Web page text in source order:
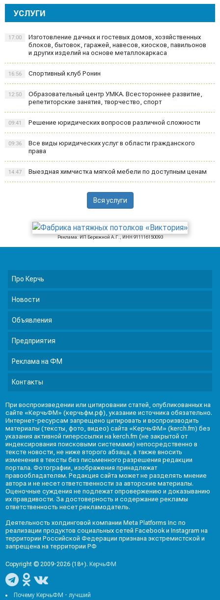
УСЛУГИ
Изготовление дачных и гостевых домов, хозяйственных
блоков, бытовок, гаражей, навесов, киосков, павильонов
и других изделий на основе металлокаркаса
17:00
Спортивный клуб Ронин
16:56
Образовательный центр УМКА. Всестороннее развитие,
репетиторские занятия, творчество, спорт
12:50
Решение юридических вопросов различной сложности
09:41
Все виды юридических услуг в области гражданского
права
09:36
Выездная химчистка мягкой мебели по доступным ценам
14:47
Вся услуги
Реклама: ИП Бережной А.Г., ИНН 911116150093
Про Керчь
Новости
Объявления
Предприятия
Реклама на ФМ
Контакты
При воспроизведении или цитировании статей, опубликованных на
сайте «КерчьФМ» (керчьфм.рф), указание источника обязательно.
Интернет-ресурсам запрещено цитировать и воспроизводить
материалы (тексты, фото, видео) сайта «КерчьФМ» (kerch.fm) без
указания активной гиперссылки на kerch.fm (не закрытой от
индексирования поисковыми системами) непосредственно в
тексте новости, не ниже второго абзаца, а также вносить
изменения в тексты без письменного разрешения редакции
портала. Фотографии, изображения принадлежат
правообладателям. Редакция сайта может не разделять мнение
автора и не несет ответственности за авторские материалы.
Оценочные суждения не подлежат опровержению и доказыванию
их правдивости. За достоверность и содержание рекламы
ответственность несет рекламодатель.
Деятельность холдинговой компании Meta Platforms Inc по
реализации продуктов социальных сетей Facebook и Instagram на
территории Российской Федерации признана экстремистской и
запрещена на территории РФ
Copyright © 2009-2026 (18+).КерчьФМ
Почему КерчьФМ - лучший